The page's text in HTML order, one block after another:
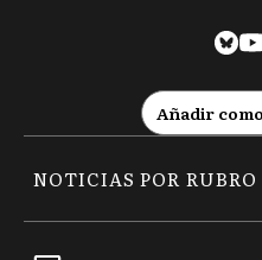
Añadir
NOTICIAS POR RUBRO